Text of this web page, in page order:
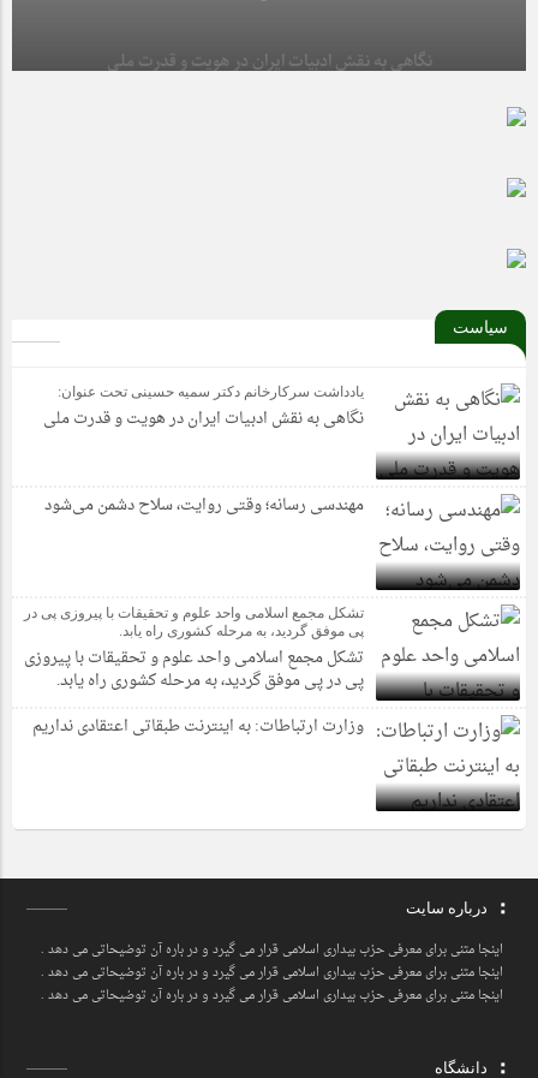
گردید، به مرحله کشوری راه یابد.
سیاست
یادداشت سرکارخانم دکتر سمیه حسینی تحت عنوان:
نگاهی به نقش ادبیات ایران در هویت و قدرت ملی
مهندسی رسانه؛ وقتی روایت، سلاح دشمن می‌شود
تشکل مجمع اسلامی واحد علوم و تحقیقات با پیروزی پی در
پی موفق گردید، به مرحله کشوری راه یابد.
تشکل مجمع اسلامی واحد علوم و تحقیقات با پیروزی
پی در پی موفق گردید، به مرحله کشوری راه یابد.
وزارت ارتباطات: به اینترنت طبقاتی اعتقادی نداریم
درباره سایت
اینجا متنی برای معرفی حزب بیداری اسلامی قرار می گیرد و در باره آن توضیحاتی می دهد .
اینجا متنی برای معرفی حزب بیداری اسلامی قرار می گیرد و در باره آن توضیحاتی می دهد .
اینجا متنی برای معرفی حزب بیداری اسلامی قرار می گیرد و در باره آن توضیحاتی می دهد .
دانشگاه